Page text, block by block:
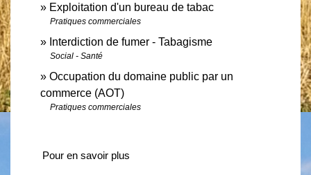
Exploitation d'un bureau de tabac
Pratiques commerciales
Interdiction de fumer - Tabagisme
Social - Santé
Occupation du domaine public par un
commerce (AOT)
Pratiques commerciales
Pour en savoir plus